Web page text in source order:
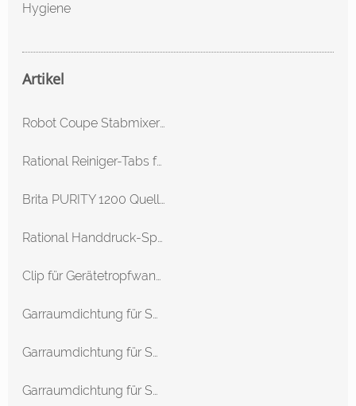
Hygiene
Artikel
Robot Coupe Stabmixer MP 550 Ultra
Rational Reiniger-Tabs für alle SelfCookingCenter
Brita PURITY 1200 Quell ST Filterkartusche
Rational Handdruck-Sprühpistole für Flüssigreiniger
Clip für Gerätetropfwanne SCC, CM 61-102 Ab 04/2004
Garraumdichtung für SCC Linie 101 ab 04/2004
Garraumdichtung für SCC Linie 102 ab 04/2004
Garraumdichtung für SCC Linie 201 ab 04/2004